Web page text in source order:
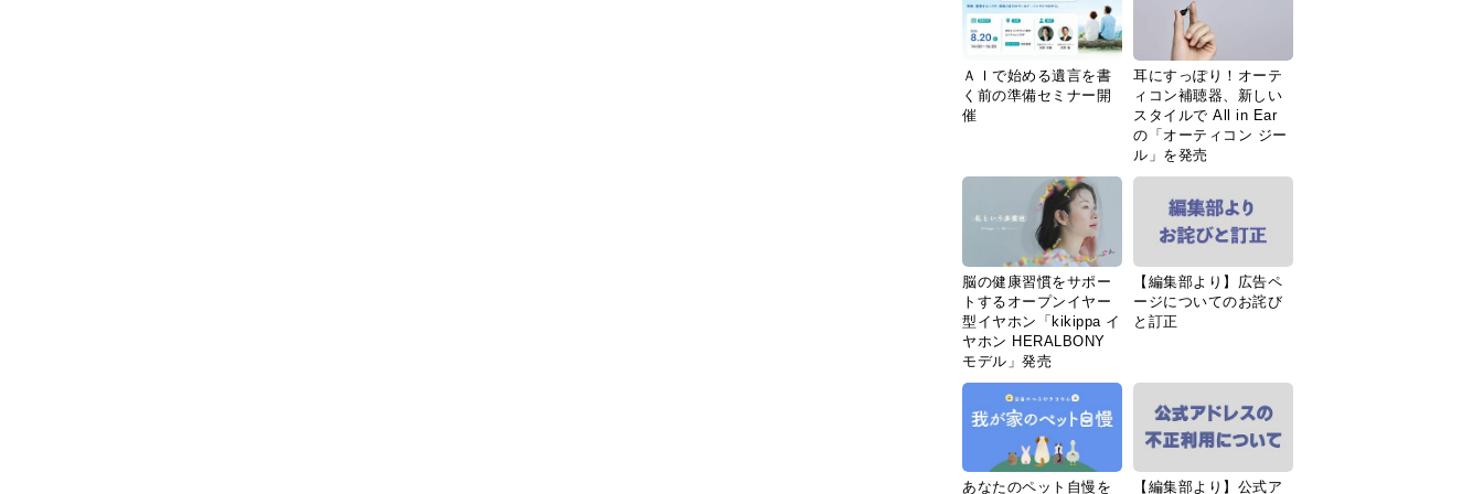
ＡＩで始める遺言を書
く前の準備セミナー開
催
耳にすっぽり！オーテ
ィコン補聴器、新しい
スタイルで All in Ear
の「オーティコン ジー
ル」を発売
脳の健康習慣をサポー
トするオープンイヤー
型イヤホン「kikippa イ
ヤホン HERALBONY
モデル」発売
【編集部より】広告ペ
ージについてのお詫び
と訂正
あなたのペット自慢を 【編集部より】公式ア